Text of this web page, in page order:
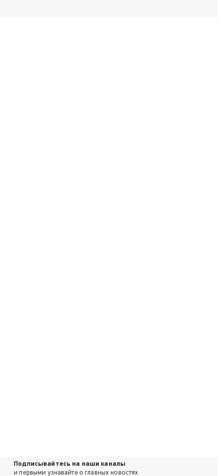
Подписывайтесь на наши каналы
и первыми узнавайте о главных новостях